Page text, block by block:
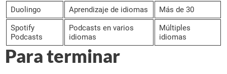
Duolingo
Aprendizaje de idiomas
Más de 30
Spotify
Podcasts
Podcasts en varios
idiomas
Múltiples
idiomas
Para terminar